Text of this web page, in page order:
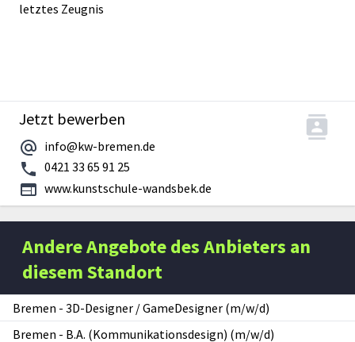
letztes Zeugnis
Jetzt bewerben
info@kw-bremen.de
0421 33 65 91 25
www.kunstschule-wandsbek.de
Andere Angebote des Anbieters an
diesem Standort
Bremen - 3D-Designer / GameDesigner (m/w/d)
Bremen - B.A. (Kommunikationsdesign) (m/w/d)